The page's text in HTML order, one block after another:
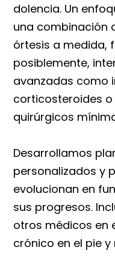
dolencia. Un
una combinación
órtesis a medida,
posiblemente,
avanzadas como
corticosteroides
quirúrgicos
Desarrollamos
personalizados y
evolucionan en
sus progresos.
otros médicos en
crónico en el pie